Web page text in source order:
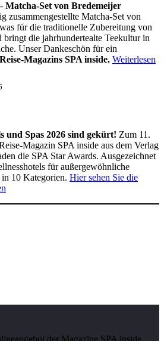
Matcha-Set von Bredemeijer
zusammengestellte Matcha-Set von
für die traditionelle Zubereitung von
die jahrhundertealte Teekultur in
Unser Dankeschön für ein
Magazins SPA inside. Weiterlesen
und Spas 2026 sind gekürt! Zum 11.
Magazin SPA inside aus dem Verlag
die SPA Star Awards. Ausgezeichnet
für außergewöhnliche
10 Kategorien. Hier sehen Sie die
der Magazine SPA inside,